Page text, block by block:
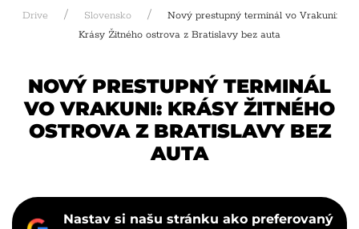
Drive Slovensko
Nový prestupný terminál vo Vrakuni:
Krásy Žitného ostrova z Bratislavy bez auta
NOVÝ PRESTUPNÝ TERMINÁL
VO VRAKUNI: KRÁSY ŽITNÉHO
OSTROVA Z BRATISLAVY BEZ
AUTA
Nastav si našu stránku ako preferovaný